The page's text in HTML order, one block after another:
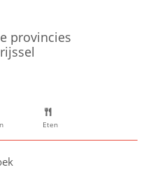
provincies
Eten